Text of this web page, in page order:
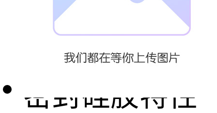
信锐达耐高温
密封硅胶特性